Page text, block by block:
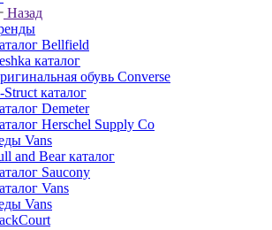
Назад
Bellfield
каталог
обувь Converse
Struct каталог
Demeter
Herschel Supply Co
Vans
and Bear каталог
Saucony
Vans
Vans